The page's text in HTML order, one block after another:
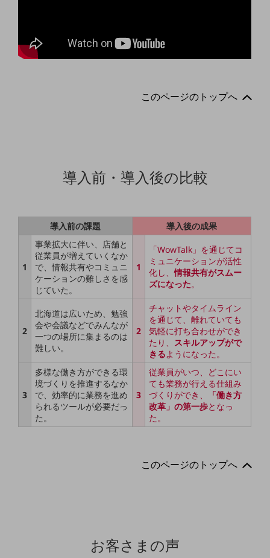
地域共創・地方創生
セキュリティ対策
業種・業態で探すTOP
医療・介護
モビリティ
製造・建設業
キーワードで探す
モバイルTOP
法人向けスマホ・携帯に関する、
おすすめの機種、料金やサービスをご紹介
このページのトップへ
導入前・導入後の比較
導入前の課題 導入後の成果
1
事業拡大に伴い、店舗と
従業員が増えていくなか
で、情報共有やコミュニ
ケーションの難しさを感
じていた。
1
「WowTalk」を通じてコ
ミュニケーションが活性
化し、情報共有がスムー
ズになった。
2
北海道は広いため、勉強
会や会議などでみんなが
一つの場所に集まるのは
難しい。
2
チャットやタイムライン
を通じて、離れていても
気軽に打ち合わせができ
たり、 スキルアップがで
きるようになった。
3
多様な働き方ができる環
境づくりを推進するなか
で、効率的に業務を進め
られるツールが必要だっ
た。
3
従業員がいつ、どこにい
ても業務が行える仕組み
づくりができ、
「働き方
改革」の第一歩となっ
た。
このページのトップへ
お客さまの声